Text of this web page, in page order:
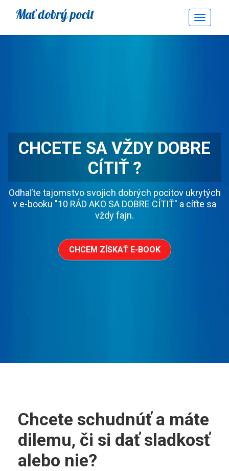
CHCETE SA VŽDY DOBRE
CÍTIŤ ?
Odhaľte tajomstvo svojich dobrých pocitov ukrytých
v e-booku "10 RÁD AKO SA DOBRE CÍTIŤ" a cíťte sa
vždy fajn.
CHCEM ZÍSKAŤ E-BOOK
Mať dobrý pocit
Toggle
Chcete schudnúť a máte
dilemu, či si dať sladkosť
alebo nie?